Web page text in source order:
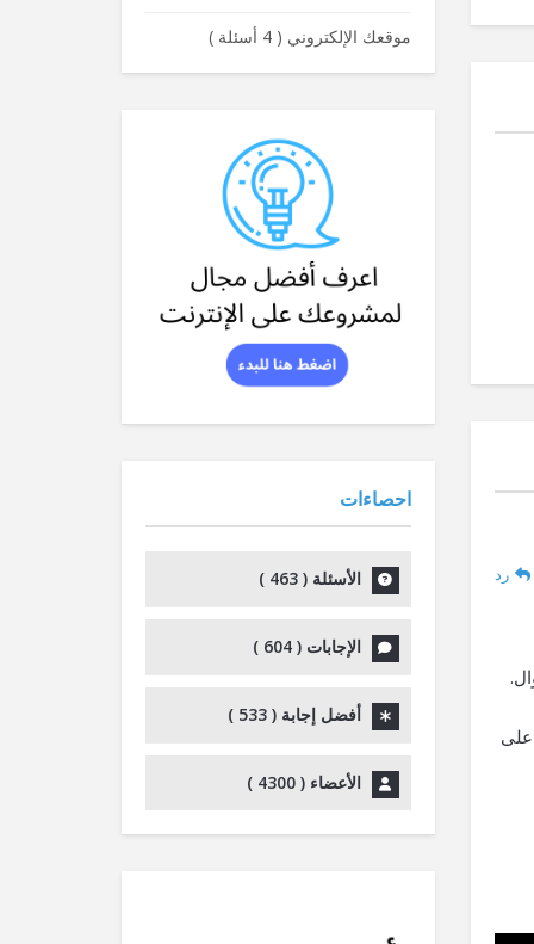
رد
على
موقعك الإلكتروني (4 أسئلة )
احصاءات
الأسئلة (463
)
الإجابات (604
)
أفضل إجابة (533
)
الأعضاء (4300
)